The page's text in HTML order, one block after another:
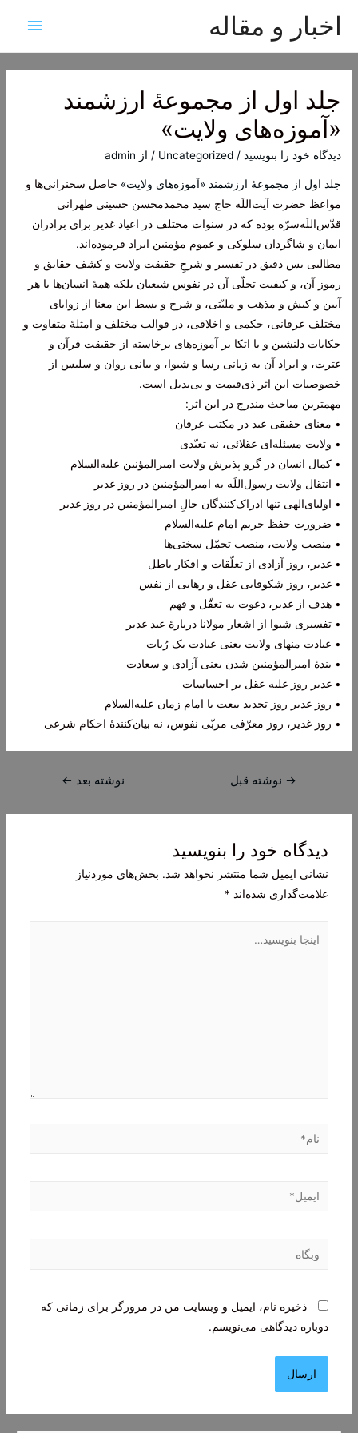
اخبار و مقاله
اصلی
جلد اول از مجموعۀ ارزشمند
«آموزه‌های ولایت»
دیدگاه‌ خود را بنویسید /
Uncategorized / از admin
جلد اول از مجموعۀ ارزشمند «آموزه‌های ولایت» حاصل سخنرانی‌ها و
مواعظ حضرت آیت‌اللَه حاج سید محمدمحسن حسینی طهرانی
قدّس‌اللَه‌سرّه بوده که در سنوات مختلف در اعیاد غدیر برای برادران
ایمان و شاگردان سلوکی و عموم مؤمنین ایراد فرموده‌اند.
مطالبی بس دقیق در تفسیر و شرحِ حقیقت ولایت و کشف حقایق و
رموز آن، و کیفیت تجلّی آن در نفوس شیعیان بلکه همۀ انسان‌ها با هر
آیین و کیش و مذهب و ملیّتی، و شرح و بسط این معنا از زوایای
مختلف عرفانی، حکمی و اخلاقی، در قوالب مختلف و امثلۀ متفاوت و
حکایات دلنشین و با اتکا بر آموزه‌های برخاسته از حقیقت قرآن و
عترت، و ایراد آن به زبانی رسا و شیوا، و بیانی روان و سلیس از
خصوصیات این اثر ذی‌قیمت و بی‌بدیل است.
مهمترین مباحث مندرج در این اثر:
• معنای حقیقی عید در مکتب عرفان
• ولایت مسئله‌ای عقلائی، نه تعبّدی
• کمال انسان در گرو پذیرش ولایت امیرالمؤنین علیه‌السلام
• انتقال ولایت رسول‌اللَه به امیرالمؤمنین در روز غدیر
• اولیای‌الهی تنها ادراک‌کنندگان حالِ امیرالمؤمنین در روز غدیر
• ضرورت حفظ حریم امام علیه‌السلام
• منصب ولایت، منصب تحمّل سختی‌ها
• غدیر، روز آزادی از تعلّقات و افکار باطل
• غدیر، روز شکوفایی عقل و رهایی از نفس
• هدف از غدیر، دعوت به تعقّل و فهم
• تفسیری شیوا از اشعار مولانا دربارۀ عید غدیر
• عبادت منهای ولایت یعنی عبادت یک رُبات
• بندۀ امیرالمؤمنین شدن یعنی آزادی و سعادت
• غدیر روز غلبه عقل بر احساسات
• روز غدیر روز تجدید بیعت با امام زمان علیه‌السلام
• روز غدیر، روز معرّفی مربّی نفوس، نه بیان‌کنندۀ احکام شرعی
راهبری
→ نوشته قبل نوشته بعد ←
دیدگاه‌ خود را بنویسید
نشانی ایمیل شما منتشر نخواهد شد. بخش‌های موردنیاز
علامت‌گذاری شده‌اند *
بنویسید…
نام*
ایمیل*
وبگاه
ذخیره نام، ایمیل و وبسایت من در مرورگر برای زمانی که
دوباره دیدگاهی می‌نویسم.